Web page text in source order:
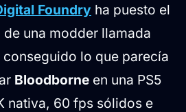
estos mods?
Foundry ha puesto el
una modder llamada
conseguido lo que parecía
Bloodborne en una PS5
nativa, 60 fps sólidos e